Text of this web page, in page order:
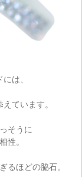
は、
ています。
そうに
性。
るほどの脇石。